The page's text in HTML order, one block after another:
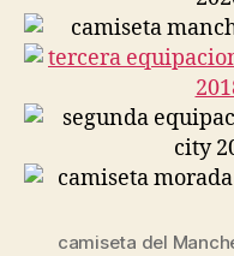
camiseta del